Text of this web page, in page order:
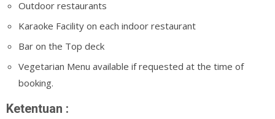
Outdoor restaurants
Karaoke Facility on each indoor restaurant
Bar on the Top deck
Vegetarian Menu available if requested at the time of
booking.
Ketentuan :